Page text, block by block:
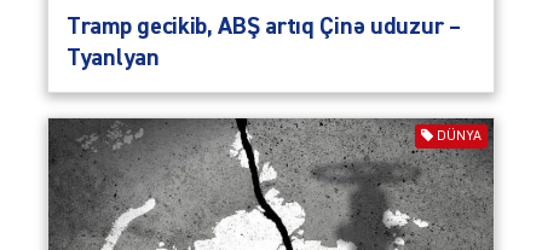
Tramp gecikib, ABŞ artıq Çinə uduzur –
Tyanlyan
DÜNYA